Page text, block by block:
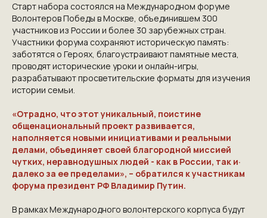
Старт набора состоялся на Международном форуме
Волонтеров Победы в Москве, объединившем 300
участников из России и более 30 зарубежных стран.
Участники форума сохраняют историческую память:
заботятся о Героях, благоустраивают памятные места,
проводят исторические уроки и онлайн-игры,
разрабатывают просветительские форматы для изучения
истории семьи.
«Отрадно, что этот уникальный, поистине
общенациональный проект развивается,
наполняется новыми инициативами и реальными
делами, объединяет своей благородной миссией
чутких, неравнодушных людей - как в России, так и·
далеко за ее пределами», – обратился к участникам
форума президент РФ Владимир Путин.
В рамках Международного волонтерского корпуса будут